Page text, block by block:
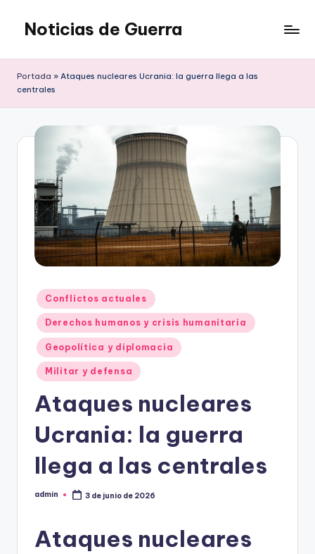
Saltar
contenido
Noticias de Guerra
Portada » Ataques nucleares Ucrania: la guerra llega a las
centrales
Publicado
en
Conflictos actuales
Derechos humanos y crisis humanitaria
Geopolítica y diplomacia
Militar y defensa
Ataques nucleares
Ucrania: la guerra
llega a las centrales
Publicado
admin 3 de junio de 2026
Ataques nucleares